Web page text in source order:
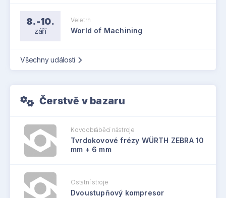
8.-10.
září
Veletrh
World of Machining
Všechny události
Čerstvě v bazaru
Kovoobráběcí nástroje
Tvrdokovové frézy WÜRTH ZEBRA 10
mm + 6 mm
Ostatní stroje
Dvoustupňový kompresor